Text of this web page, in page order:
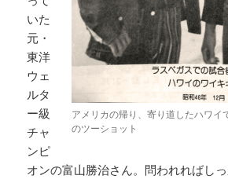
アメリカの帰り、寄り道したハワイ
のツーショット
いた
元・
東洋
ウェ
ルタ
ー級
チャ
ンピ
オンの富山勝治さん。問われればしっ